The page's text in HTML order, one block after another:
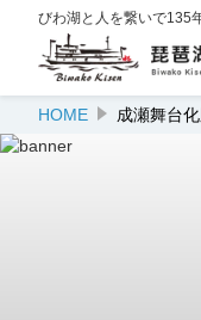
びわ湖と人を繋いで135
HOME 成瀬舞台